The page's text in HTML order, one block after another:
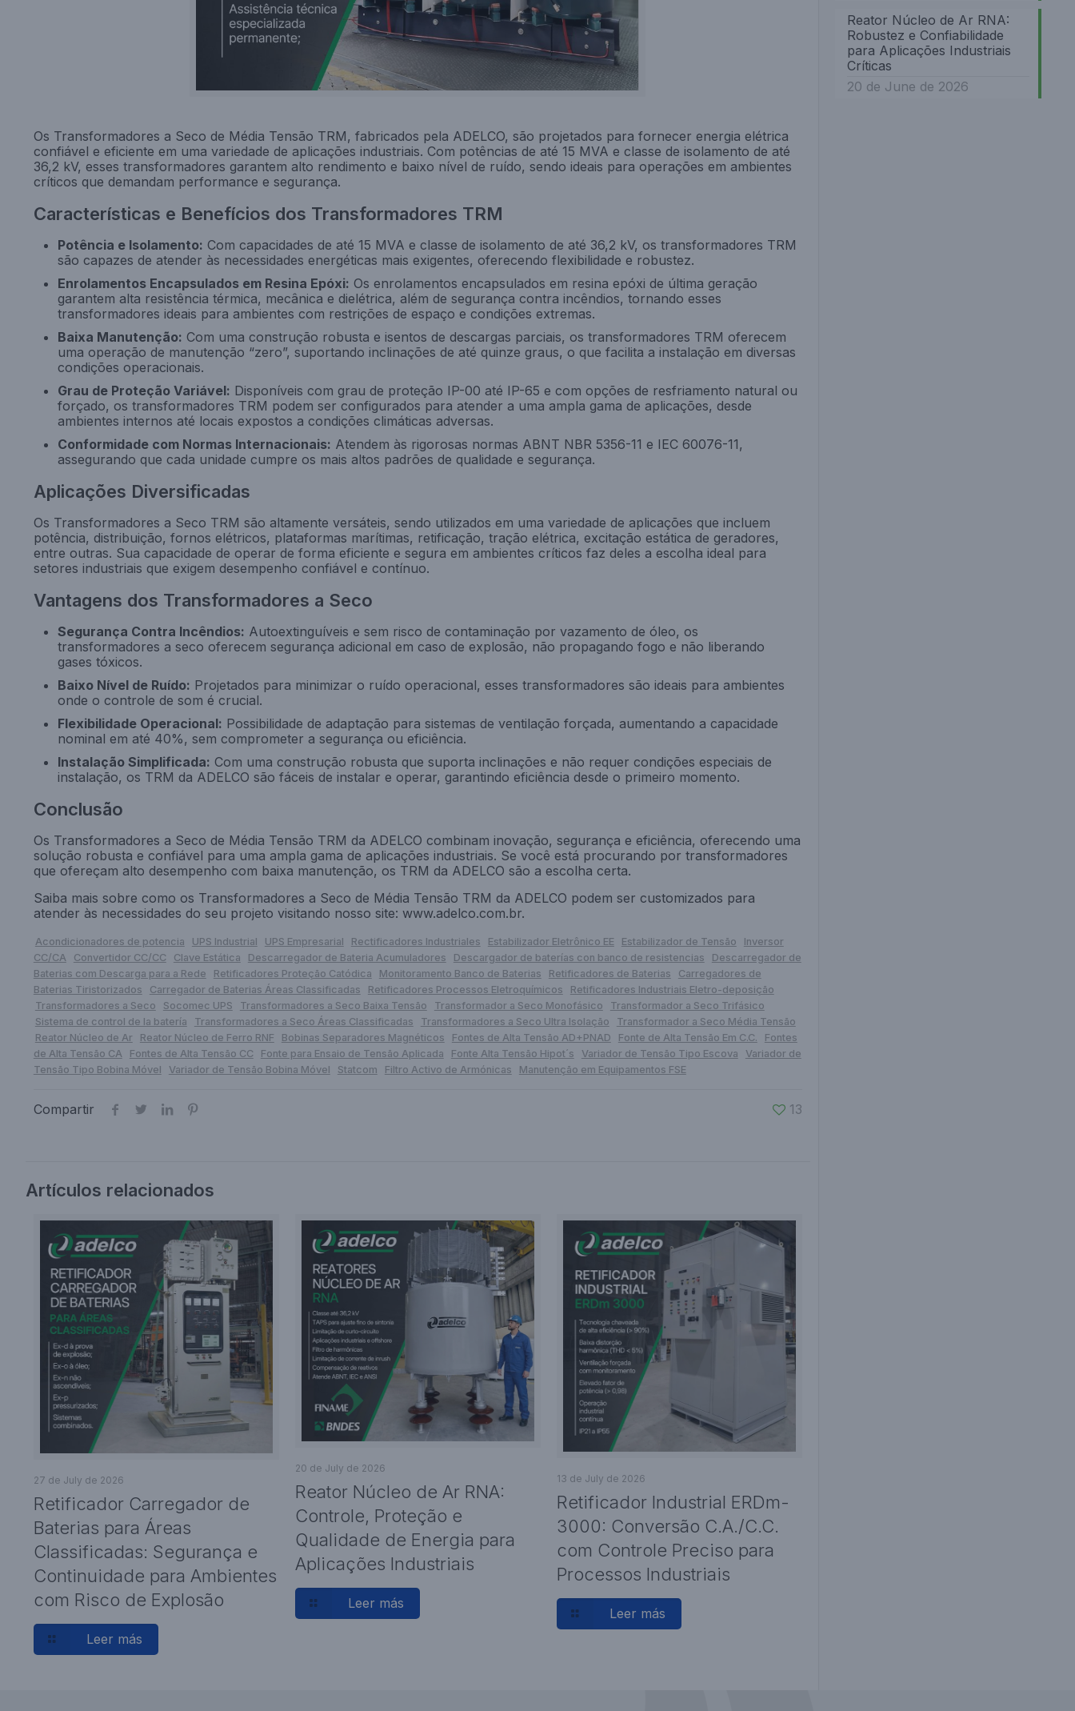
Os Transformadores a Seco de Média Tensão TRM, fabricados pela ADELCO, são projetados para fornecer energia elétrica
confiável e eficiente em uma variedade de aplicações industriais. Com potências de até 15 MVA e classe de isolamento de até
36,2 kV, esses transformadores garantem alto rendimento e baixo nível de ruído, sendo ideais para operações em ambientes
críticos que demandam performance e segurança.
Características e Benefícios dos Transformadores TRM
Potência e Isolamento: Com capacidades de até 15 MVA e classe de isolamento de até 36,2 kV, os transformadores TRM
são capazes de atender às necessidades energéticas mais exigentes, oferecendo flexibilidade e robustez.
Enrolamentos Encapsulados em Resina Epóxi: Os enrolamentos encapsulados em resina epóxi de última geração
garantem alta resistência térmica, mecânica e dielétrica, além de segurança contra incêndios, tornando esses
transformadores ideais para ambientes com restrições de espaço e condições extremas.
Baixa Manutenção: Com uma construção robusta e isentos de descargas parciais, os transformadores TRM oferecem
uma operação de manutenção “zero”, suportando inclinações de até quinze graus, o que facilita a instalação em diversas
condições operacionais.
Grau de Proteção Variável: Disponíveis com grau de proteção IP-00 até IP-65 e com opções de resfriamento natural ou
forçado, os transformadores TRM podem ser configurados para atender a uma ampla gama de aplicações, desde
ambientes internos até locais expostos a condições climáticas adversas.
Conformidade com Normas Internacionais: Atendem às rigorosas normas ABNT NBR 5356-11 e IEC 60076-11,
assegurando que cada unidade cumpre os mais altos padrões de qualidade e segurança.
Aplicações Diversificadas
Os Transformadores a Seco TRM são altamente versáteis, sendo utilizados em uma variedade de aplicações que incluem
potência, distribuição, fornos elétricos, plataformas marítimas, retificação, tração elétrica, excitação estática de geradores,
entre outras. Sua capacidade de operar de forma eficiente e segura em ambientes críticos faz deles a escolha ideal para
setores industriais que exigem desempenho confiável e contínuo.
Vantagens dos Transformadores a Seco
Segurança Contra Incêndios: Autoextinguíveis e sem risco de contaminação por vazamento de óleo, os
transformadores a seco oferecem segurança adicional em caso de explosão, não propagando fogo e não liberando
gases tóxicos.
Baixo Nível de Ruído: Projetados para minimizar o ruído operacional, esses transformadores são ideais para ambientes
onde o controle de som é crucial.
Flexibilidade Operacional: Possibilidade de adaptação para sistemas de ventilação forçada, aumentando a capacidade
nominal em até 40%, sem comprometer a segurança ou eficiência.
Instalação Simplificada: Com uma construção robusta que suporta inclinações e não requer condições especiais de
instalação, os TRM da ADELCO são fáceis de instalar e operar, garantindo eficiência desde o primeiro momento.
Conclusão
Os Transformadores a Seco de Média Tensão TRM da ADELCO combinam inovação, segurança e eficiência, oferecendo uma
solução robusta e confiável para uma ampla gama de aplicações industriais. Se você está procurando por transformadores
que ofereçam alto desempenho com baixa manutenção, os TRM da ADELCO são a escolha certa.
Saiba mais sobre como os Transformadores a Seco de Média Tensão TRM da ADELCO podem ser customizados para
atender às necessidades do seu projeto visitando nosso site: www.adelco.com.br.
Acondicionadores de potencia UPS Industrial UPS Empresarial Rectificadores Industriales Estabilizador Eletrônico EE Estabilizador de Tensão
Inversor
CC/CA
Convertidor CC/CC Clave Estática Descarregador de Bateria Acumuladores Descargador de baterías con banco de resistencias
Descarregador de
Baterias com Descarga para a Rede
Retificadores Proteção Catódica Monitoramento Banco de Baterias Retificadores de Baterias
Carregadores de
Baterias Tiristorizados
Carregador de Baterias Áreas Classificadas Retificadores Processos Eletroquímicos
Retificadores Industriais Eletro-deposição
Transformadores a Seco
Socomec UPS Transformadores a Seco Baixa Tensão Transformador a Seco Monofásico
Transformador a Seco Trifásico
Sistema de control de la batería
Transformadores a Seco Áreas Classificadas Transformadores a Seco Ultra Isolação
Transformador a Seco Média Tensão
Reator Núcleo de Ar
Reator Núcleo de Ferro RNF Bobinas Separadores Magnéticos Fontes de Alta Tensão AD+PNAD Fonte de Alta Tensão Em C.C.
Fontes
de Alta Tensão CA
Fontes de Alta Tensão CC Fonte para Ensaio de Tensão Aplicada Fonte Alta Tensão Hipot´s Variador de Tensão Tipo Escova
Variador de
Tensão Tipo Bobina Móvel
Variador de Tensão Bobina Móvel Statcom Filtro Activo de Armónicas Manutenção em Equipamentos FSE
Compartir 13
Artículos relacionados
27 de July de 2026
Retificador Carregador de
Baterias para Áreas
Classificadas: Segurança e
Continuidade para Ambientes
com Risco de Explosão
Leer más
20 de July de 2026
Reator Núcleo de Ar RNA:
Controle, Proteção e
Qualidade de Energia para
Aplicações Industriais
Leer más
13 de July de 2026
Retificador Industrial ERDm-
3000: Conversão C.A./C.C.
com Controle Preciso para
Processos Industriais
Leer más
Reator Núcleo de Ar RNA:
Robustez e Confiabilidade
para Aplicações Industriais
Críticas
20 de June de 2026